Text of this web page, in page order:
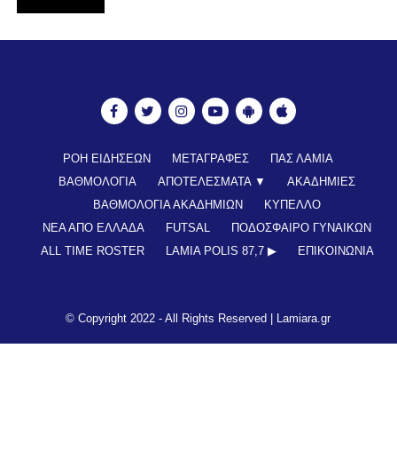
ΡΟΗ ΕΙΔΗΣΕΩΝ ΜΕΤΑΓΡΑΦΕΣ
ΠΑΣ ΛΑΜΙΑ
ΒΑΘΜΟΛΟΓΙΑ
ΑΠΟΤΕΛΕΣΜΑΤΑ ▼
ΑΚΑΔΗΜΙΕΣ
ΒΑΘΜΟΛΟΓΙΑ ΑΚΑΔΗΜΙΩΝ
ΚΥΠΕΛΛΟ
ΝΕΑ ΑΠΟ ΕΛΛΑΔΑ
FUTSAL
ΠΟΔΟΣΦΑΙΡΟ ΓΥΝΑΙΚΩΝ
ALL TIME ROSTER
LAMIA POLIS 87,7 ▶︎ ΕΠΙΚΟΙΝΩΝΊΑ
© Copyright 2022 - All Rights Reserved | Lamiara.gr